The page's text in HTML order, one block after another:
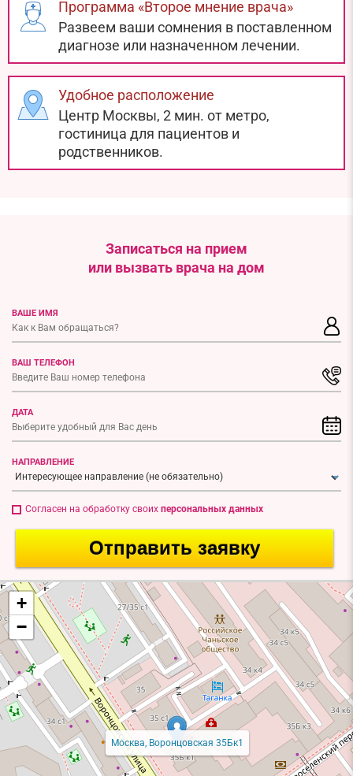
Программа «Второе мнение врача»
Развеем ваши сомнения в поставленном
диагнозе или назначенном лечении.
Удобное расположение
Центр Москвы, 2 мин. от метро,
гостиница для пациентов и
родственников.
Записаться на прием
или вызвать врача на дом
ВАШЕ ИМЯ
ВАШ ТЕЛЕФОН
ДАТА
НАПРАВЛЕНИЕ
Согласен на обработку своих персональных данных
Отправить заявку
Москва, Воронцовская 35Бк1
+
−